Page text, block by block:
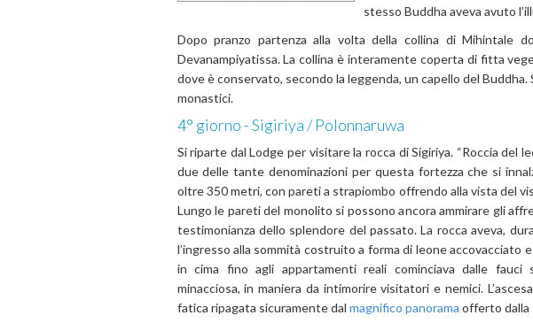
stesso Buddha aveva avuto
Dopo pranzo partenza alla volta della collina di Mihintale
Devanampiyatissa. La collina è interamente coperta di fitta
dove è conservato, secondo la leggenda, un capello del
monastici.
4° giorno - Sigiriya / Polonnaruwa
Si riparte dal Lodge per visitare la rocca di Sigiriya. “Roccia del
due delle tante denominazioni per questa fortezza che si
oltre 350 metri, con pareti a strapiombo offrendo alla vista del
Lungo le pareti del monolito si possono ancora ammirare gli
testimonianza dello splendore del passato. La rocca aveva,
l’ingresso alla sommità costruito a forma di leone accovacciato
in cima fino agli appartamenti reali cominciava dalle fauci
minacciosa, in maniera da intimorire visitatori e nemici.
fatica ripagata sicuramente dal magnifico panorama offerto dalla